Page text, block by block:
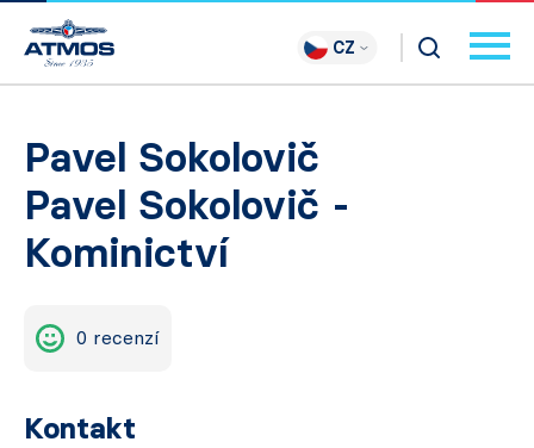
CZ
Pavel Sokolovič
Pavel Sokolovič -
Kominictví
0 recenzí
Kontakt